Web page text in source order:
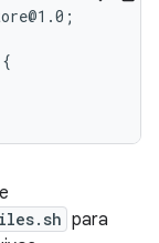
para